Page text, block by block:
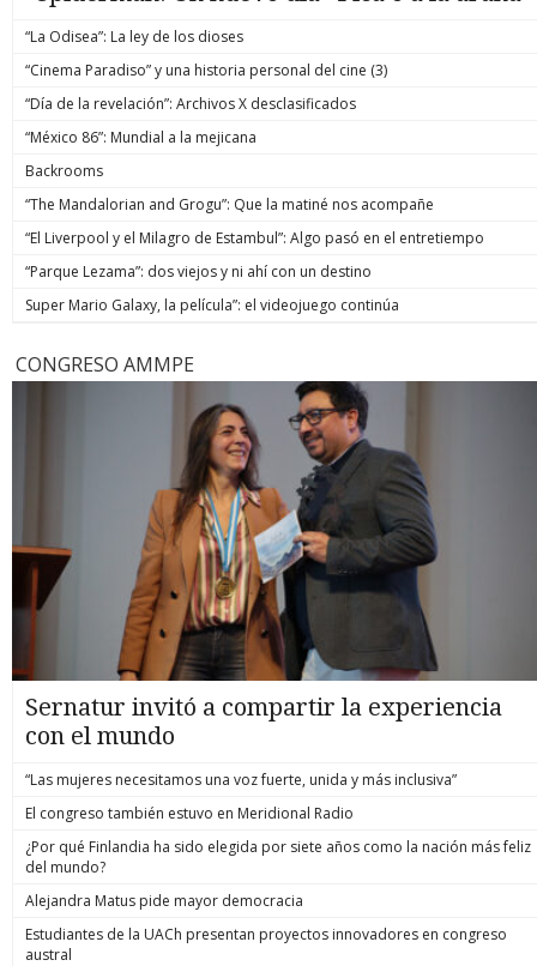
“La Odisea”: La ley de los dioses
“Cinema Paradiso” y una historia personal del cine (3)
“Día de la revelación”: Archivos X desclasificados
“México 86”: Mundial a la mejicana
Backrooms
“The Mandalorian and Grogu”: Que la matiné nos acompañe
“El Liverpool y el Milagro de Estambul”: Algo pasó en el entretiempo
“Parque Lezama”: dos viejos y ni ahí con un destino
Super Mario Galaxy, la película”: el videojuego continúa
CONGRESO AMMPE
Sernatur invitó a compartir la experiencia
con el mundo
“Las mujeres necesitamos una voz fuerte, unida y más inclusiva”
El congreso también estuvo en Meridional Radio
¿Por qué Finlandia ha sido elegida por siete años como la nación más feliz
del mundo?
Alejandra Matus pide mayor democracia
Estudiantes de la UACh presentan proyectos innovadores en congreso
austral